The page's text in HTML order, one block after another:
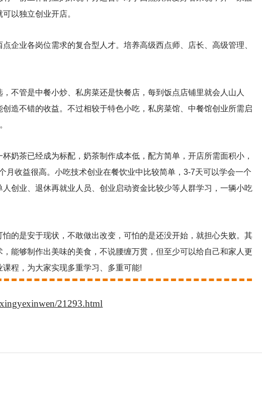
以独立创业开店。
企业各岗位需求的复合型人才。培养高级西点师、店长、高级管理、
不管是中餐小炒、私房菜还是快餐店，每到饭点店铺里就会人山人
造不错的收益。不过相较于特色小吃，私房菜馆、中餐馆创业所需启
奶茶已经成为标配，奶茶制作成本低，配方简单，开店所需面积小，
月收益很高。小吃技术创业在餐饮业中比较简单，3-7天可以学会一个
创业、退休再就业人员、创业启动资金比较少等人群学习，一辆小吃
的是安于现状，不敢做出改变，可怕的是还没开始，就担心失败。其
能够制作出美味的美食，不说腰缠万贯，但至少可以给自己和家人更
程，为大家实现多重学习、多重可能!
21293.html